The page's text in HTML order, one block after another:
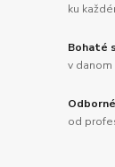
ku
Bohaté
v
od